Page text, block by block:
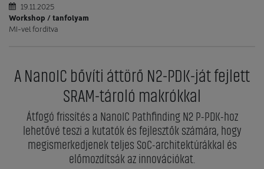
19.11.2025
Workshop / tanfolyam
MI-vel fordítva
A NanoIC bővíti áttörő N2-PDK-ját fejlett
SRAM-tároló makrókkal
Átfogó frissítés a NanoIC Pathfinding N2 P-PDK-hoz
lehetővé teszi a kutatók és fejlesztők számára, hogy
megismerkedjenek teljes SoC-architektúrákkal és
előmozdítsák az innovációkat.